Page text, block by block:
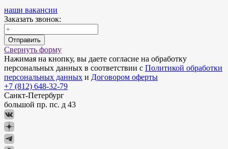
наши вакансии
Заказать звонок:
Отправить
Свернуть форму
Нажимая на кнопку, вы даете согласие на обработку
персональных данных в соответствии с Политикой обработки
персональных данных и Договором оферты
+7 (812) 648-32-79
Санкт-Петербург
большой пр. пс. д 43